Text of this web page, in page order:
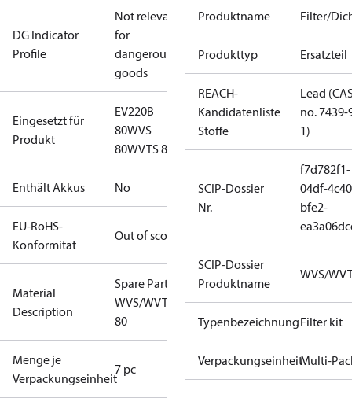
DG Indicator
Profile
Not relevant
for
dangerous
goods
Eingesetzt für
Produkt
EV220B
80WVS
80WVTS 80
Enthält Akkus No
EU-RoHS-
Konformität
Out of scope
Material
Description
Spare Part Seal Kit
WVS/WVTS/EV220B
80
Menge je
Verpackungseinheit
7 pc
Produktname Filter/
Produkttyp Ersatzteil
REACH-
Kandidatenliste
Stoffe
Lead
no. 7439-
1)
SCIP-Dossier
Nr.
f7d782f1-
04df-
bfe2-
SCIP-Dossier
Produktname
WVS/
TypenbezeichnungFilter kit
VerpackungseinheitMulti-